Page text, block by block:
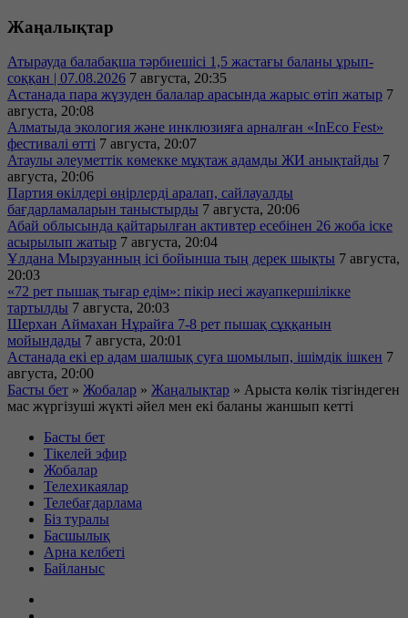
Жаңалықтар
Атырауда балабақша тәрбиешісі 1,5 жастағы баланы ұрып-
соққан | 07.08.2026 7 августа, 20:35
Астанада пара жүзуден балалар арасында жарыс өтіп жатыр 7
августа, 20:08
Алматыда экология және инклюзияға арналған «InEco Fest»
фестивалі өтті 7 августа, 20:07
Атаулы әлеуметтік көмекке мұқтаж адамды ЖИ анықтайды 7
августа, 20:06
Партия өкілдері өңірлерді аралап, сайлауалды
бағдарламаларын таныстырды 7 августа, 20:06
Абай облысында қайтарылған активтер есебінен 26 жоба іске
асырылып жатыр 7 августа, 20:04
Ұлдана Мырзуанның ісі бойынша тың дерек шықты 7 августа,
20:03
«72 рет пышақ тығар едім»: пікір иесі жауапкершілікке
тартылды 7 августа, 20:03
Шерхан Аймахан Нұрайға 7-8 рет пышақ сұққанын
мойындады 7 августа, 20:01
Астанада екі ер адам шалшық суға шомылып, ішімдік ішкен 7
августа, 20:00
Басты бет » Жобалар » Жаңалықтар » Арыста көлік тізгіндеген
мас жүргізуші жүкті әйел мен екі баланы жаншып кетті
Басты бет
Тікелей эфир
Жобалар
Телехикаялар
Телебағдарлама
Біз туралы
Басшылық
Арна келбеті
Байланыс